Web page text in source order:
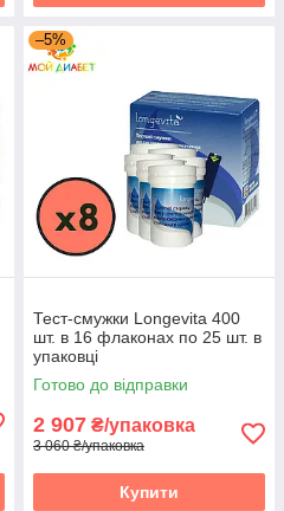
–5%
Тест-смужки Longevita 400
шт. в 16 флаконах по 25 шт. в
упаковці
Готово до відправки
2 907 ₴/упаковка
3 060 ₴/упаковка
Купити